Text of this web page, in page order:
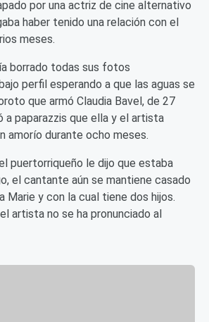
por una actriz de cine alternativo
haber tenido una relación con el
meses.
borrado todas sus fotos
perfil esperando a que las aguas se
que armó Claudia Bavel, de 27
a paparazzis que ella y el artista
amorío durante ocho meses.
puertorriqueño le dijo que estaba
el cantante aún se mantiene casado
Marie y con la cual tiene dos hijos.
artista no se ha pronunciado al